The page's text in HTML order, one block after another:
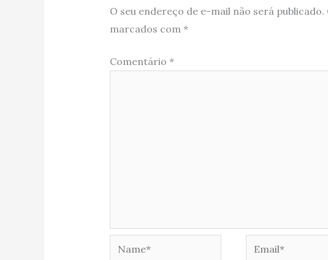
O seu endereço de e-mail não será publicado.
marcados com *
Comentário *